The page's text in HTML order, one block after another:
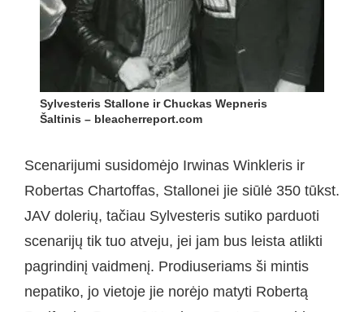
Sylvesteris Stallone ir Chuckas Wepneris
Šaltinis – bleacherreport.com
Scenarijumi susidomėjo Irwinas Winkleris ir
Robertas Chartoffas, Stallonei jie siūlė 350 tūkst.
JAV dolerių, tačiau Sylvesteris sutiko parduoti
scenarijų tik tuo atveju, jei jam bus leista atlikti
pagrindinį vaidmenį. Prodiuseriams ši mintis
nepatiko, jo vietoje jie norėjo matyti Robertą